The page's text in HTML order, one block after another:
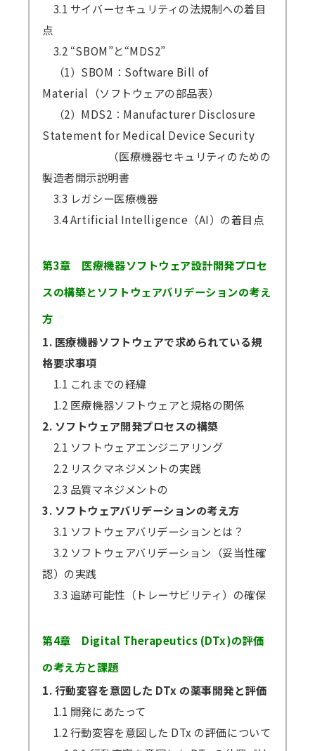
3.1 サイバーセキュリティの法規制への着目
点
3.2 “SBOM”と“MDS2”
（1）SBOM：Software Bill of
Material（ソフトウェアの部品表）
（2）MDS2：Manufacturer Disclosure
Statement for Medical Device Security
（医療機器セキュリティのための
製造者開示説明書
3.3 レガシー医療機器
3.4 Artificial Intelligence（AI）の着目点
第3章 医療機器ソフトウェア設計開発プロセ
スの構築とソフトウェアバリデーションの考え
方
1. 医療機器ソフトウェアで求められている規
格要求事項
1.1 これまでの経緯
1.2 医療機器ソフトウェアと規格の関係
2. ソフトウェア開発プロセスの構築
2.1 ソフトウェアエンジニアリング
2.2 リスクマネジメントの実践
2.3 品質マネジメントの
3. ソフトウェアバリデーションの考え方
3.1 ソフトウェアバリデーションとは？
3.2 ソフトウェアバリデーション（妥当性確
認）の実践
3.3 追跡可能性（トレーサビリティ）の確保
第4章 Digital Therapeutics (DTx)の評価
の考え方と課題
1. 行動変容を意図した DTx の薬事開発と評価
1.1 開発にあたって
1.2 行動変容を意図した DTx の評価について